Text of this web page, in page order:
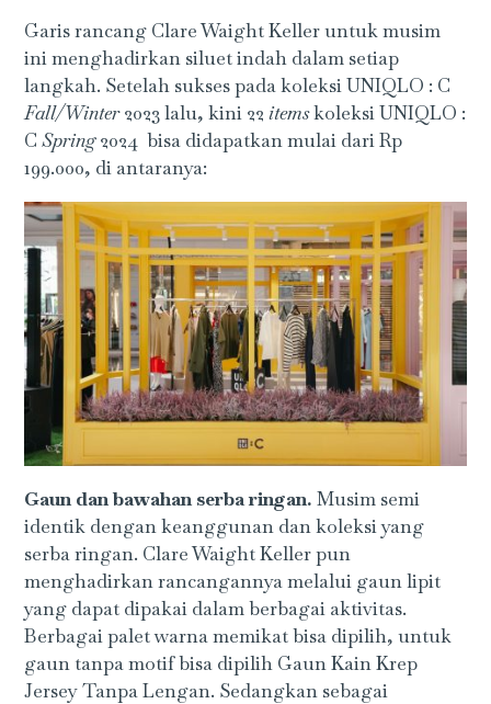
Garis rancang Clare Waight Keller untuk musim
ini menghadirkan siluet indah dalam setiap
langkah. Setelah sukses pada koleksi UNIQLO : C
Fall/Winter2023 lalu, kini 22itemskoleksi UNIQLO :
CSpring2024 bisa didapatkan mulai dari Rp
199.000, di antaranya:
Gaun dan bawahan serba ringan. Musim semi
identik dengan keanggunan dan koleksi yang
serba ringan. Clare Waight Keller pun
menghadirkan rancangannya melalui gaun lipit
yang dapat dipakai dalam berbagai aktivitas.
Berbagai palet warna memikat bisa dipilih, untuk
gaun tanpa motif bisa dipilih Gaun Kain Krep
Jersey Tanpa Lengan. Sedangkan sebagai